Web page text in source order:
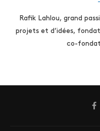
Rafik Lahlou, grand
projets et d’idées,
co-